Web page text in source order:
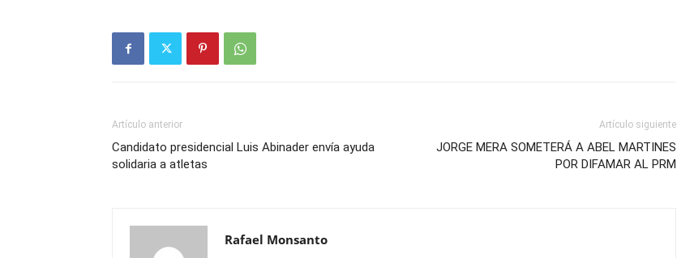
Artículo anterior
Candidato presidencial Luis Abinader envía ayuda
solidaria a atletas
Artículo siguiente
JORGE MERA SOMETERÁ A ABEL MARTINES
POR DIFAMAR AL PRM
Rafael Monsanto